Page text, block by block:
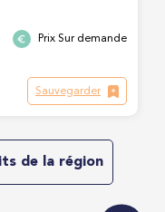
Prix Sur demande
Sauvegarder
de la région